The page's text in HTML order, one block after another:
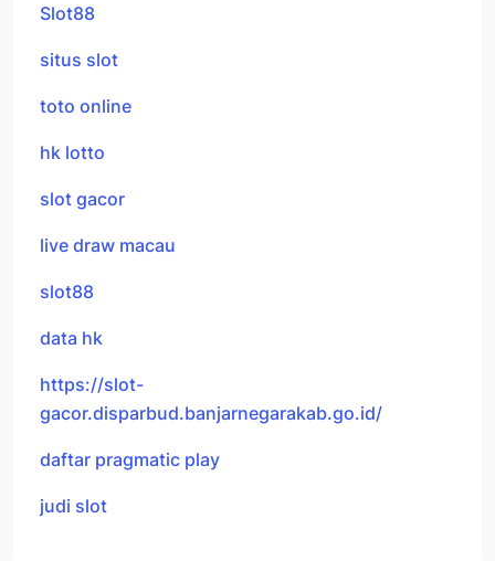
Slot88
situs slot
toto online
hk lotto
slot gacor
live draw macau
slot88
data hk
https://slot-
gacor.disparbud.banjarnegarakab.go.id/
daftar pragmatic play
judi slot